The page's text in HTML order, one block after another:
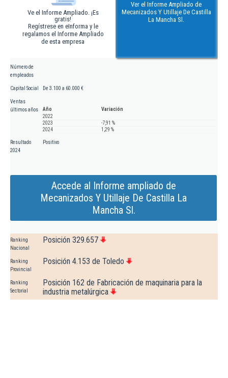
Ve el Informe Ampliado. ¡Es
gratis!
Regístrese en eInforma y le
regalamos el Informe Ampliado
de esta empresa
Ver el Informe Ampliado de
Mecanizados Y Utillaje De Castilla
La Mancha Sl.
Número de
empleados
Capital Social De 3.100 a 60.000 €
Ventas
últimos años
Año
Variación
2022
2023
-7,91 %
2024
1,29 %
Resultado
2024
Positivo
Accede al Informe ampliado de
Mecanizados Y Utillaje De Castilla La
Mancha Sl.
Ranking
Nacional
Posición 329.657
Ranking
Provincial
Posición 4.153 de Toledo
Ranking
Sectorial
Posición 162 de Fabricación de maquinaria para la
industria metalúrgica